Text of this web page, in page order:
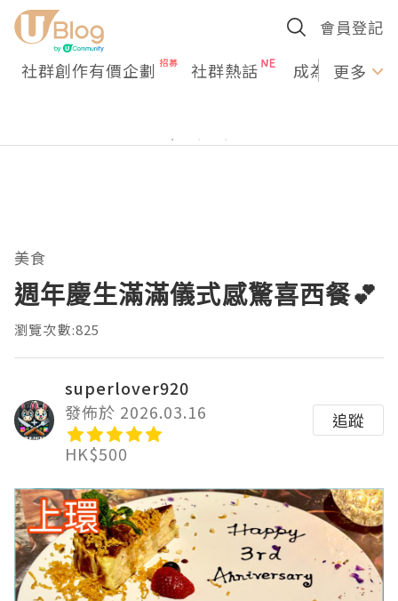
會員登記
社群創作有價企劃 社群熱話 成為U更多
美食
週年慶生滿滿儀式感驚喜西餐💕
瀏覽次數:825
superlover920
發佈於 2026.03.16
HK$500
追蹤